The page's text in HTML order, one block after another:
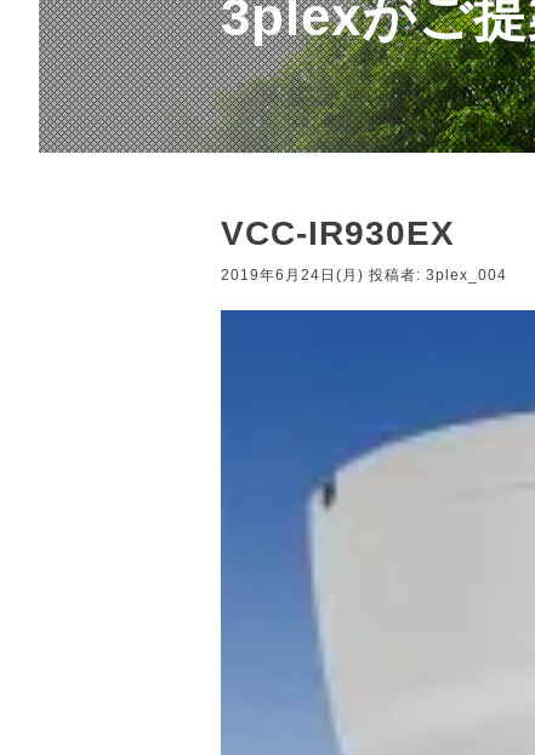
3plexがご
VCC-IR930EX
2019年6月24日(月) 投稿者: 3plex_004